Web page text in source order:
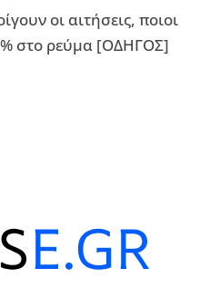
οι αιτήσεις, ποιοι
στο ρεύμα [ΟΔΗΓΟΣ]